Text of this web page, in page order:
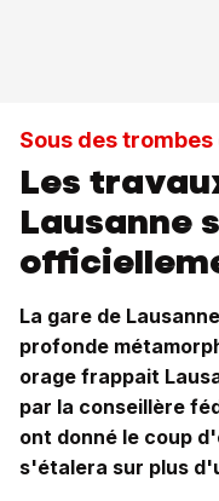
Sous des
Les
Lausanne
La gare de
profonde
orage frappait
par la conseillère
ont donné le coup
s'étalera sur plus